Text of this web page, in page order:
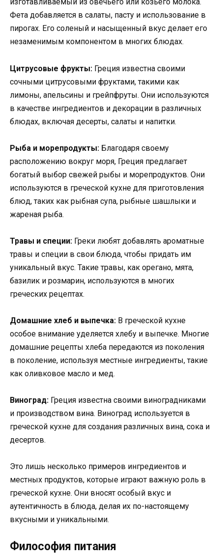
изготавливаемый из овечьего или козьего молока.
Фета добавляется в салаты, пасту и использование в
пирогах. Его соленый и насыщенный вкус делает его
незаменимым компонентом в многих блюдах.
Цитрусовые фрукты: Греция известна своими
сочными цитрусовыми фруктами, такими как
лимоны, апельсины и грейпфруты. Они используются
в качестве ингредиентов и декорации в различных
блюдах, включая десерты, салаты и напитки.
Рыба и морепродукты: Благодаря своему
расположению вокруг моря, Греция предлагает
богатый выбор свежей рыбы и морепродуктов. Они
используются в греческой кухне для приготовления
блюд, таких как рыбная супа, рыбные шашлыки и
жареная рыба.
Травы и специи: Греки любят добавлять ароматные
травы и специи в свои блюда, чтобы придать им
уникальный вкус. Такие травы, как орегано, мята,
базилик и розмарин, используются в многих
греческих рецептах.
Домашние хлеб и выпечка: В греческой кухне
особое внимание уделяется хлебу и выпечке. Многие
домашние рецепты хлеба передаются из поколения
в поколение, используя местные ингредиенты, такие
как оливковое масло и мед.
Виноград: Греция известна своими виноградниками
и производством вина. Виноград используется в
греческой кухне для создания различных вина, сока и
десертов.
Это лишь несколько примеров ингредиентов и
местных продуктов, которые играют важную роль в
греческой кухне. Они вносят особый вкус и
аутентичность в блюда, делая их по-настоящему
вкусными и уникальными.
Философия питания